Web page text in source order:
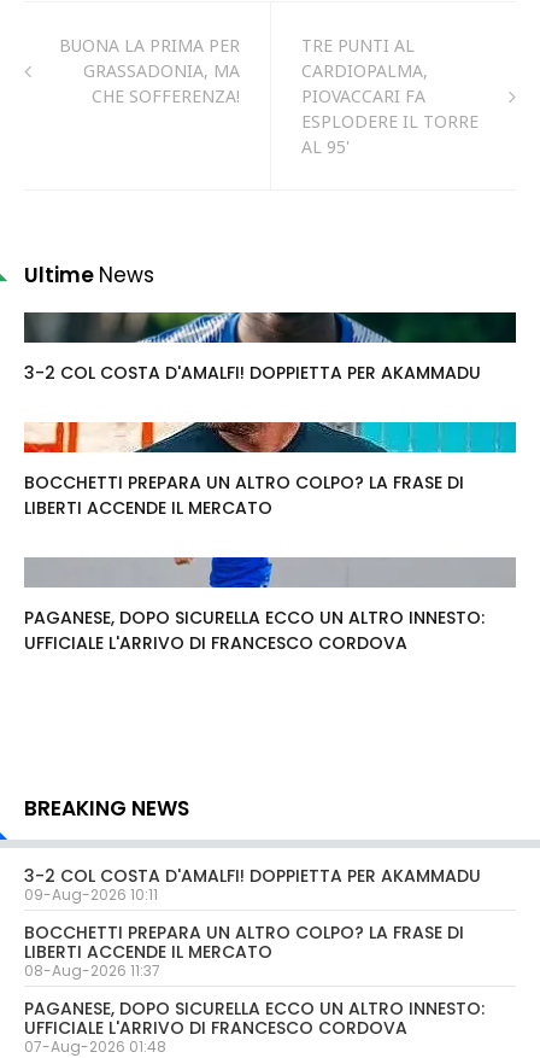
BUONA LA PRIMA PER
GRASSADONIA, MA
CHE SOFFERENZA!
TRE PUNTI AL
CARDIOPALMA,
PIOVACCARI FA
ESPLODERE IL TORRE
AL 95'
Ultime News
3-2 COL COSTA D'AMALFI! DOPPIETTA PER AKAMMADU
BOCCHETTI PREPARA UN ALTRO COLPO? LA FRASE DI
LIBERTI ACCENDE IL MERCATO
PAGANESE, DOPO SICURELLA ECCO UN ALTRO INNESTO:
UFFICIALE L'ARRIVO DI FRANCESCO CORDOVA
BREAKING NEWS
3-2 COL COSTA D'AMALFI! DOPPIETTA PER AKAMMADU
09-Aug-2026 10:11
BOCCHETTI PREPARA UN ALTRO COLPO? LA FRASE DI
LIBERTI ACCENDE IL MERCATO
08-Aug-2026 11:37
PAGANESE, DOPO SICURELLA ECCO UN ALTRO INNESTO:
UFFICIALE L'ARRIVO DI FRANCESCO CORDOVA
07-Aug-2026 01:48